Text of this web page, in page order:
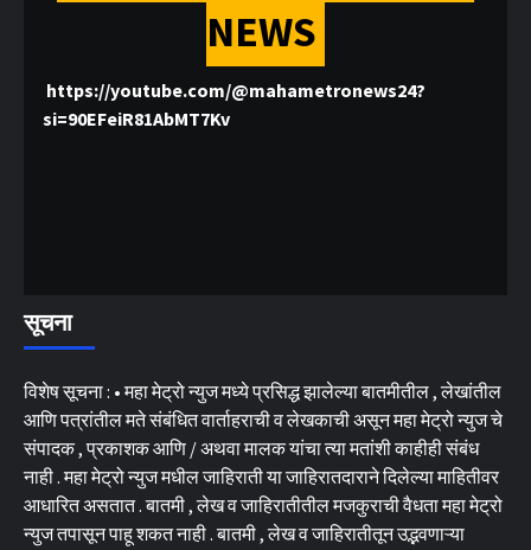
NEWS
https://youtube.com/@mahametronews24?
si=90EFeiR81AbMT7Kv
सूचना
विशेष सूचना : • महा मेट्रो न्युज मध्ये प्रसिद्ध झालेल्या बातमीतील , लेखांतील
आणि पत्रांतील मते संबंधित वार्ताहराची व लेखकाची असून महा मेट्रो न्युज चे
संपादक , प्रकाशक आणि / अथवा मालक यांचा त्या मतांशी काहीही संबंध
नाही . महा मेट्रो न्युज मधील जाहिराती या जाहिरातदाराने दिलेल्या माहितीवर
आधारित असतात . बातमी , लेख व जाहिरातीतील मजकुराची वैधता महा मेट्रो
न्युज तपासून पाहू शकत नाही . बातमी , लेख व जाहिरातीतून उद्भवणाऱ्या